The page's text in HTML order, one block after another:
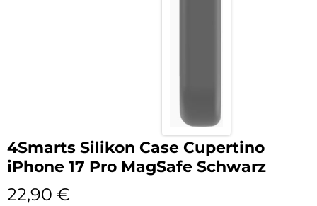
4Smarts Silikon Case Cupertino
iPhone 17 Pro MagSafe Schwarz
22,90 €